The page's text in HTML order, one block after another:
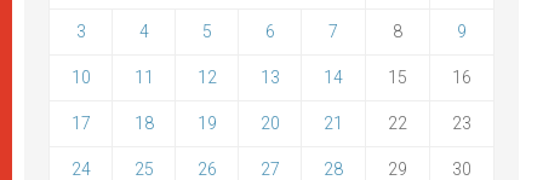
3 4 5 6 7 8 9
10 11 12 13 14 15 16
17 18 19 20 21 22 23
24 25 26 27 28 29 30